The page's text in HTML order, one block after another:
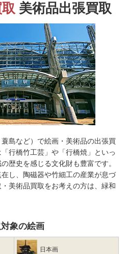
美術品出張買取
島など）で絵画・美術品の出張買
行橋竹工芸」や「行橋焼」といっ
歴史を感じる文化財も豊富です。
し、陶磁器や竹細工の産業が息づ
美術品買取をお考えの方は、緑和
象の絵画
日本画